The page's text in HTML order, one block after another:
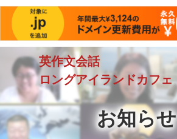
英作文会話
ロングアイランドカフェ
お知らせ